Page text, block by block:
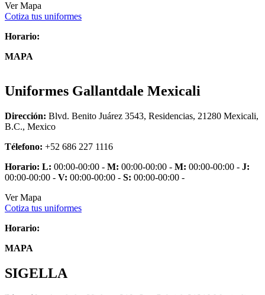
Ver Mapa
Cotiza tus uniformes
Horario:
MAPA
Uniformes Gallantdale Mexicali
Dirección: Blvd. Benito Juárez 3543, Residencias, 21280 Mexicali,
B.C., Mexico
Télefono: +52 686 227 1116
Horario: L: 00:00-00:00 - M: 00:00-00:00 - M: 00:00-00:00 - J:
00:00-00:00 - V: 00:00-00:00 - S: 00:00-00:00 -
Ver Mapa
Cotiza tus uniformes
Horario:
MAPA
SIGELLA